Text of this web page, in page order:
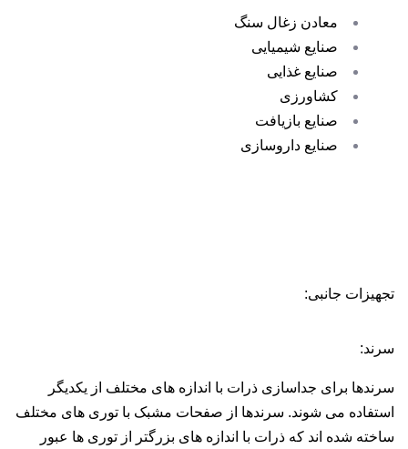
معادن زغال سنگ
صنایع شیمیایی
صنایع غذایی
کشاورزی
صنایع بازیافت
صنایع داروسازی
تجهیزات جانبی:
سرند:
سرندها برای جداسازی ذرات با اندازه های مختلف از یکدیگر
استفاده می شوند. سرندها از صفحات مشبک با توری های مختلف
ساخته شده اند که ذرات با اندازه های بزرگتر از توری ها عبور